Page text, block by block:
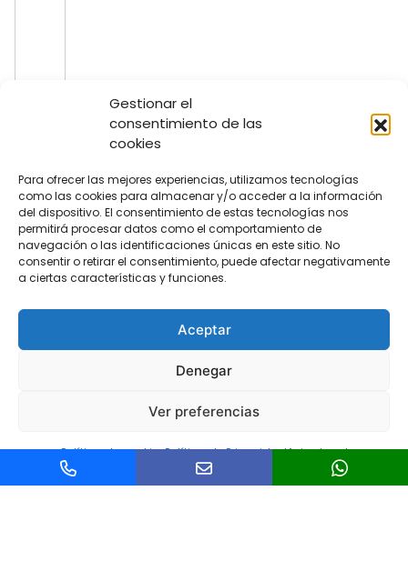
Gestionar el
consentimiento de las
cookies
Para ofrecer las mejores experiencias, utilizamos tecnologías
como las cookies para almacenar y/o acceder a la información
del dispositivo. El consentimiento de estas tecnologías nos
permitirá procesar datos como el comportamiento de
navegación o las identificaciones únicas en este sitio. No
consentir o retirar el consentimiento, puede afectar negativamente
a ciertas características y funciones.
Aceptar
Denegar
Ver preferencias
Política de cookiesPolítica de PrivacidadAviso legal